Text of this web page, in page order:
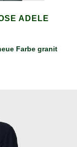
ADELE
Farbe granit